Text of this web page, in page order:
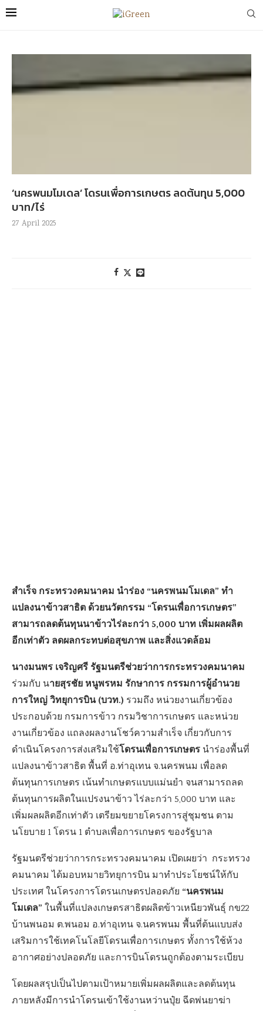
‘นครพนมโมเดล’ โดรนเพื่อการเกษตร ลดต้นทุน 5,000
บาท/ไร่
27 April 2025
สำเร็จ กระทรวงคมนาคม นำร่อง “นครพนมโมเดล” ทำ
แปลงนาข้าวสาธิต ด้วยนวัตกรรม “โดรนเพื่อการเกษตร”
สามารถลดต้นทุนนาข้าวไร่ละกว่า 5,000 บาท เพิ่มผลผลิต
อีกเท่าตัว ลดผลกระทบต่อสุขภาพ และสิ่งแวดล้อม
นางมนพร เจริญศรี รัฐมนตรีช่วยว่าการกระทรวงคมนาคม
ร่วมกับ นายสุรชัย หนูพรหม รักษาการ กรรมการผู้อำนวย
การใหญ่ วิทยุการบิน (บวท.) รวมถึง หน่วยงานเกี่ยวข้อง
ประกอบด้วย กรมการข้าว กรมวิชาการเกษตร และหน่วย
งานเกี่ยวข้อง แถลงผลงานโชว์ความสำเร็จ เกี่ยวกับการ
ดำเนินโครงการส่งเสริมใช้โดรนเพื่อการเกษตร นำร่องพื้นที่
แปลงนาข้าวสาธิต พื้นที่ อ.ท่าอุเทน จ.นครพนม เพื่อลด
ต้นทุนการเกษตร เน้นทำเกษตรแบบแม่นยำ จนสามารถลด
ต้นทุนการผลิตในแปรงนาข้าว ไร่ละกว่า 5,000 บาท และ
เพิ่มผลผลิตอีกเท่าตัว เตรียมขยายโครงการสู่ชุมชน ตาม
นโยบาย 1 โดรน 1 ตำบลเพื่อการเกษตร ของรัฐบาล
รัฐมนตรีช่วยว่าการกระทรวงคมนาคม เปิดเผยว่า กระทรวง
คมนาคม ได้มอบหมายวิทยุการบิน มาทำประโยชน์ให้กับ
ประเทศ ในโครงการโดรนเกษตรปลอดภัย “นครพนม
โมเดล” ในพื้นที่แปลงเกษตรสาธิตผลิตข้าวเหนียวพันธุ์ กข22
บ้านพนอม ต.พนอม อ.ท่าอุเทน จ.นครพนม พื้นที่ต้นแบบส่ง
เสริมการใช้เทคโนโลยีโดรนเพื่อการเกษตร ทั้งการใช้ห้วง
อากาศอย่างปลอดภัย และการบินโดรนถูกต้องตามระเบียบ
โดยผลสรุปเป็นไปตามเป้าหมายเพิ่มผลผลิตและลดต้นทุน
ภายหลังมีการนำโดรนเข้าใช้งานหว่านปุ๋ย ฉีดพ่นยาฆ่า